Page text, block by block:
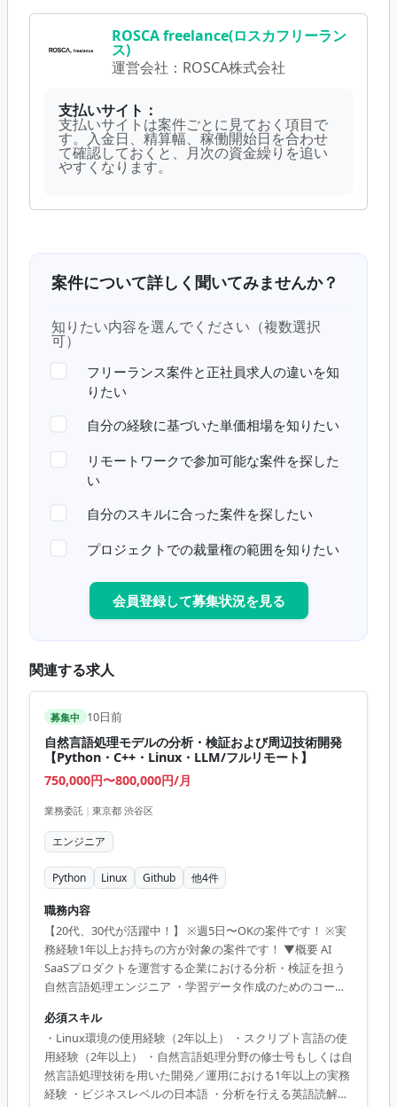
ROSCA freelance(ロスカフリーラン
ス)
運営会社： ROSCA株式会社
支払いサイト：
支払いサイトは案件ごとに見ておく項目で
す。入金日、精算幅、稼働開始日を合わせ
て確認しておくと、月次の資金繰りを追い
やすくなります。
案件について詳しく聞いてみませんか？
知りたい内容を選んでください（複数選択
可）
フリーランス案件と正社員求人の違いを知
りたい
自分の経験に基づいた単価相場を知りたい
リモートワークで参加可能な案件を探した
い
自分のスキルに合った案件を探したい
プロジェクトでの裁量権の範囲を知りたい
会員登録して募集状況を見る
関連する求人
募集中 10日前
自然言語処理モデルの分析・検証および周辺技術開発
【Python・C++・Linux・LLM/フルリモート】
750,000円〜800,000円/月
業務委託 | 東京都 渋谷区
エンジニア
Python Linux Github 他4件
職務内容
【20代、30代が活躍中！】 ※週5日〜OKの案件です！ ※実
務経験1年以上お持ちの方が対象の案件です！ ▼概要 AI
SaaSプロダクトを運営する企業における分析・検証を担う
自然言語処理エンジニア ・学習データ作成のためのコーパ
習結果の誤り分析を含む） ・前処理／後処理を含めた、学
習結果を改善する技術の検証および実装 ・機械学習を効果
的に活用するための周辺技術開発 ※分野は問わず研究開発
の実績が評価ポイントになりやすい案件です。 ◆主な開発
環境・ツール 言語：C++、Python ツール：Linux、
必須スキル
・Linux環境の使用経験（2年以上） ・スクリプト言語の使
用経験（2年以上） ・自然言語処理分野の修士号もしくは自
然言語処理技術を用いた開発／運用における1年以上の実務
経験 ・ビジネスレベルの日本語 ・分析を行える英語読解力